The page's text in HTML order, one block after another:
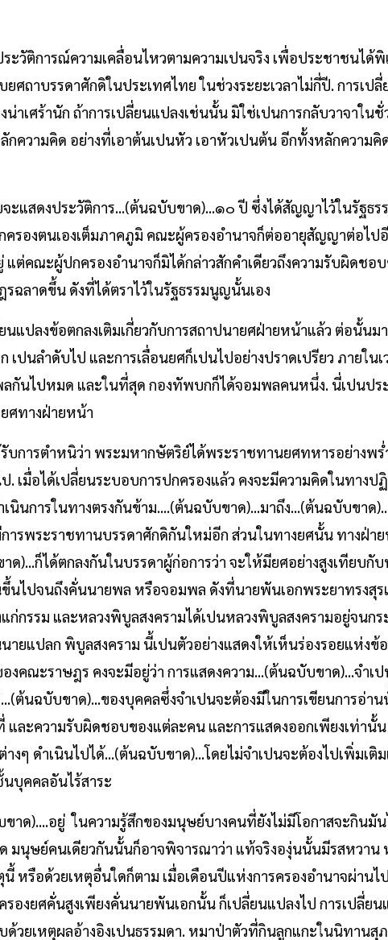
ะวัติการณ์ความเคลื่อนไหวตามความเปนจริง เพื่อประชาชนได้พิ
ยศถาบรรดาศักดิในประเทศไทย ในช่วงระยะเวลาไม่กี่ปี. การเป
าเศร้านัก ถ้าการเปลี่ยนแปลงเช่นนั้น มิใช่เปนการกลับวาจาในชั่
กความคิด อย่างที่เอาต้นเปนหัว เอาหัวเปนต้น อีกทั้งหลักความ
ะแสดงประวัติการ...(ต้นฉบับขาด)...๑๐ ปี ซึ่งได้สัญญาไว้ในรัฐธร
รองตนเองเต็มภาคภูมิ คณะผู้ครองอำนาจก็ต่ออายุสัญญาต่อไป
แต่คณะผู้ปกครองอำนาจก็มิได้กล่าวสักคำเดียวถึงความรับผิดชอ
ฉลาดขึ้น ดังที่ได้ตราไว้ในรัฐธรรมนูญนั้นเอง
นแปลงข้อตกลงเติมเกี่ยวกับการสถาปนายศฝ่ายหน้าแล้ว ต่อนั้นม
ปนลำดับไป และการเลื่อนยศก็เปนไปอย่างปราดเปรียว ภายใน
กันไปหมด และในที่สุด กองทัพบกก็ได้จอมพลคนหนึ่ง. นี่เปนปร
ศทางฝ่ายหน้า
บการตำหนิว่า พระมหากษัตริย์ได้พระราชทานยศทหารอย่างพร่
. เมื่อได้เปลี่ยนระบอบการปกครองแล้ว คงจะมีความคิดในทางป
นินการในทางตรงกันข้าม....(ต้นฉบับขาด)...มาถึง...(ต้นฉบับขาด
ารพระราชทานบรรดาศักดิกันใหม่อีก ส่วนในทางยศนั้น ทางฝ่าย
ด)...ก็ได้ตกลงกันในบรรดาผู้ก่อการว่า จะให้มียศอย่างสูงเทียบกั
นไปจนถึงคั่นนายพล หรือจอมพล ดังที่นายพันเอกพระยาทรงสุร
กรรม และหลวงพิบูลสงครามได้เปนหลวงพิบูลสงครามอยู่จนกร
ยแปลก พิบูลสงคราม นี้เปนตัวอย่างแสดงให้เห็นร่องรอยแห่งข้
งคณะราษฎร คงจะมีอยู่ว่า การแสดงความ...(ต้นฉบับขาด)...จำเ
ต้นฉบับขาด)...ของบุคคลซึ่งจำเปนจะต้องมีในการเขียนการอ่า
ละความรับผิดชอบของแต่ละคน และการแสดงออกเพียงเท่านั้น
งๆ ดำเนินไปได้...(ต้นฉบับขาด)...โดยไม่จำเปนจะต้องไปเพิ่มเติ
บุคคลอันไร้สาระ
าด)....อยู่ ในความรู้สึกของมนุษย์บางคนที่ยังไม่มีโอกาสจะกินมัน
มนุษย์คนเดียวกันนั้นก็อาจพิจารณาว่า แท้จริงองุ่นนั้นมีรสหวาน
หรือด้วยเหตุอื่นใดก็ตาม เมื่อเดือนปีแห่งการครองอำนาจผ่านไ
รองยศคั่นสูงเพียงคั่นนายพันเอกนั้น ก็เปลี่ยนแปลงไป การเปลี่ยน
วยเหตุผลอ้างอิงเปนธรรมดา. หมาป่าตัวที่กินลูกแกะในนิทาน